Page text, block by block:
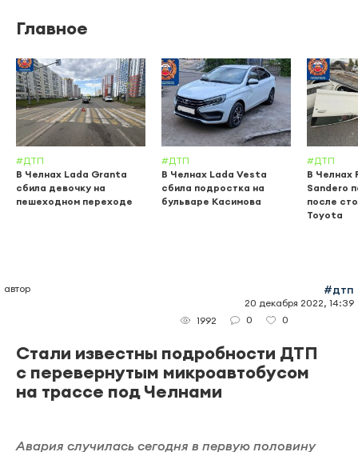
Главное
#ДТП
В Челнах Lada Granta
сбила девочку на
пешеходном переходе
#ДТП
В Челнах Lada Vesta
сбила подростка на
бульваре Касимова
#ДТП
В Челнах
Sandero
после
Toyota
автор #дтп
20 декабря 2022, 14:39
1992
0 0
Стали известны подробности ДТП
с перевернутым микроавтобусом
на трассе под Челнами
Авария случилась сегодня в первую половину